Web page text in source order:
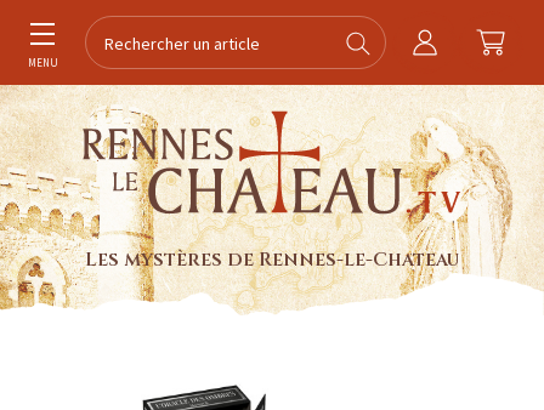
MENU
Les mystères de Rennes-le-Chateau